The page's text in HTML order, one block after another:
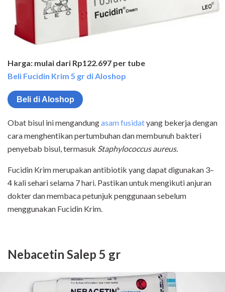
Harga: mulai dari Rp122.697 per tube
Beli Fucidin Krim 5 gr di Aloshop
Beli di Aloshop
Obat bisul ini mengandungasam fusidatyang bekerja dengan
cara menghentikan pertumbuhan dan membunuh bakteri
penyebab bisul, termasuk Staphylococcus aureus.
Fucidin Krim merupakan antibiotik yang dapat digunakan 3–
4 kali sehari selama 7 hari. Pastikan untuk mengikuti anjuran
dokter dan membaca petunjuk penggunaan sebelum
menggunakan Fucidin Krim.
Nebacetin Salep 5 gr